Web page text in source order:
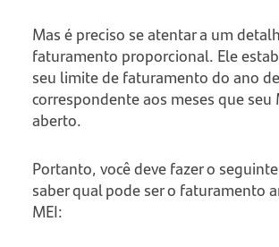
Mas é preciso se atentar a um
faturamento proporcional. Ele
seu limite de faturamento do ano
correspondente aos meses que seu
aberto.
Portanto, você deve fazer o
saber qual pode ser o faturamento
MEI: